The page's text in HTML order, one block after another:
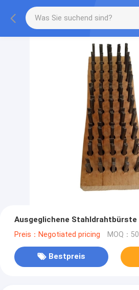
Ausgeglichene
Preis：Negotiated pricing MOQ：
Bestpreis